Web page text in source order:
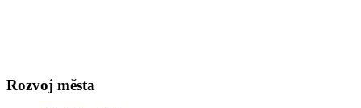
Rozvoj města